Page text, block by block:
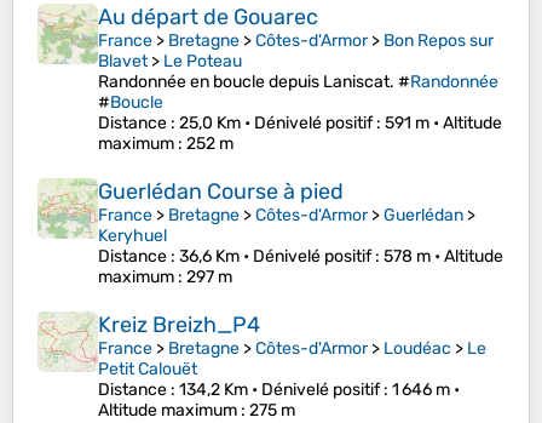
Au départ de Gouarec
France > Bretagne >Côtes-d'Armor> Bon Repos sur
Blavet> Le Poteau
Randonnée en boucle depuis Laniscat. #Randonnée
#Boucle
Distance : 25,0 Km • Dénivelé positif: 591 m •Altitude
maximum : 252 m
Guerlédan Course à pied
France > Bretagne >Côtes-d'Armor>Guerlédan >
Keryhuel
Distance : 36,6 Km • Dénivelé positif: 578 m •Altitude
maximum : 297 m
Kreiz Breizh_P4
France > Bretagne >Côtes-d'Armor> Loudéac > Le
Petit Calouët
Distance : 134,2 Km • Dénivelé positif: 1 646 m •
Altitude maximum : 275 m